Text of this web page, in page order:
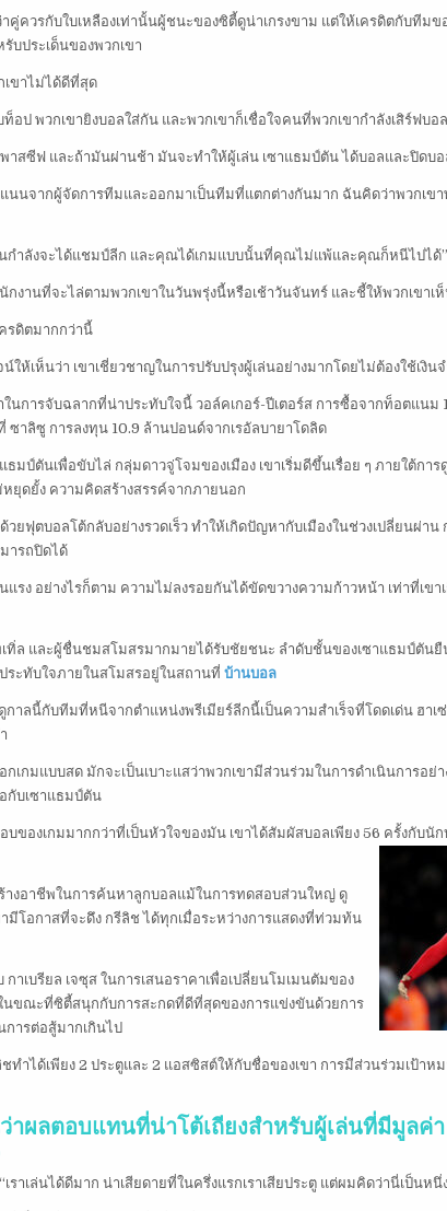
คู่ควรกับใบเหลืองเท่านั้นผู้ชนะของซิตี้ดูน่าเกรงขาม แต่ให้เครดิตกับทีมข
บประเด็นของพวกเขา
เขาไม่ได้ดีที่สุด
อป พวกเขายิงบอลใส่กัน และพวกเขาก็เชื่อใจคนที่พวกเขากำลังเสิร์ฟบอ
สซีฟ และถ้ามันผ่านช้า มันจะทำให้ผู้เล่น เซาแธมป์ตัน ได้บอลและปิดบ
นนจากผู้จัดการทีมและออกมาเป็นทีมที่แตกต่างกันมาก ฉันคิดว่าพวกเขา
ำลังจะได้แชมป์ลีก และคุณได้เกมแบบนั้นที่คุณไม่แพ้และคุณก็หนีไปได้”
งานที่จะไล่ตามพวกเขาในวันพรุ่งนี้หรือเช้าวันจันทร์ และชี้ให้พวกเขาเห็
รดิตมากกว่านี้
ห้เห็นว่า เขาเชี่ยวชาญในการปรับปรุงผู้เล่นอย่างมากโดยไม่ต้องใช้เงิน
นการจับฉลากที่น่าประทับใจนี้ วอล์คเกอร์-ปีเตอร์ส การซื้อจากท็อตแน
าลิซู การลงทุน 10.9 ล้านปอนด์จากเรอัลบายาโดลิด
ธมป์ตันเพื่อขับไล่ กลุ่มดาวจู่โจมของเมือง เขาเริ่มดีขึ้นเรื่อย ๆ ภายใต้กา
หยุดยั้ง ความคิดสร้างสรรค์จากภายนอก
ยฟุตบอลโต้กลับอย่างรวดเร็ว ทำให้เกิดปัญหากับเมืองในช่วงเปลี่ยนผ่าน
ารถปิดได้
รง อย่างไรก็ตาม ความไม่ลงรอยกันได้ขัดขวางความก้าวหน้า เท่าที่เขา
ทิ่ล และผู้ชื่นชมสโมสรมากมายได้รับชัยชนะ ลำดับชั้นของเซาแธมป์ตัน
ระทับใจภายในสโมสรอยู่ในสถานที่บ้านบอล
าลนี้กับทีมที่หนีจากตำแหน่งพรีเมียร์ลีกนี้เป็นความสำเร็จที่โดดเด่น ฮา
กมแบบสด มักจะเป็นเบาะแสว่าพวกเขามีส่วนร่วมในการดำเนินการอย่า
กับเซาแธมป์ตัน
ของเกมมากกว่าที่เป็นหัวใจของมัน เขาได้สัมผัสบอลเพียง 56 ครั้งกับนั
งอาชีพในการค้นหาลูกบอลแม้ในการทดสอบส่วนใหญ่ ดู
ามีโอกาสที่จะดึง กรีลิช ได้ทุกเมื่อระหว่างการแสดงที่ท่วมท้น
าเบรียล เจซุส ในการเสนอราคาเพื่อเปลี่ยนโมเมนตัมของ
นขณะที่ซิตี้สนุกกับการสะกดที่ดีที่สุดของการแข่งขันด้วยการ
ารต่อสู้มากเกินไป
ทำได้เพียง 2 ประตูและ 2 แอสซิสต์ให้กับชื่อของเขา การมีส่วนร่วมเป้าห
าผลตอบแทนที่น่าโต้เถียงสำหรับผู้เล่นที่มีมูล
เราเล่นได้ดีมาก น่าเสียดายที่ในครึ่งแรกเราเสียประตู แต่ผมคิดว่านี่เป็น